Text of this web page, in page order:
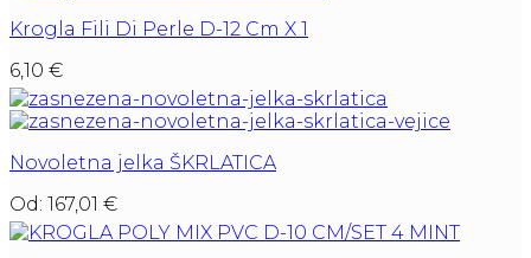
Krogla Fili Di Perle D-12 Cm X 1
6,10 €
Novoletna jelka ŠKRLATICA
Od: 167,01 €